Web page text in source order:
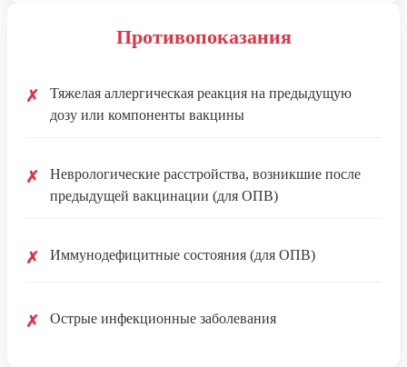
Противопоказания
✗
Тяжелая аллергическая реакция на предыдущую
дозу или компоненты вакцины
✗
Неврологические расстройства, возникшие после
предыдущей вакцинации (для ОПВ)
✗ Иммунодефицитные состояния (для ОПВ)
✗ Острые инфекционные заболевания